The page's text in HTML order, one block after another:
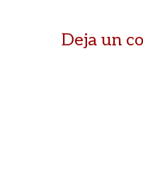
Deja un